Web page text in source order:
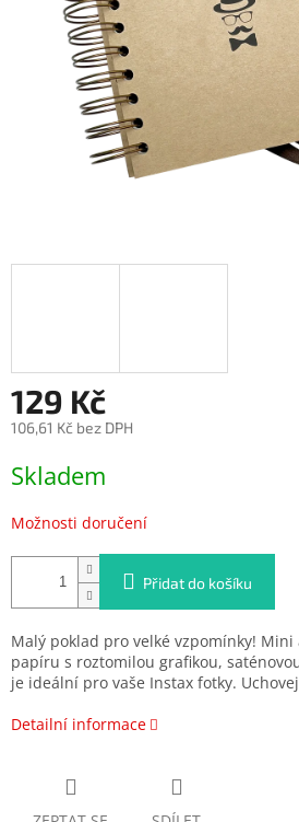
129 Kč
106,61 Kč bez DPH
cena:
Skladem
Možnosti doručení
Přidat do košíku
Malý poklad pro velké vzpomínky!
papíru s roztomilou grafikou,
je ideální pro vaše Instax fotky.
Detailní informace